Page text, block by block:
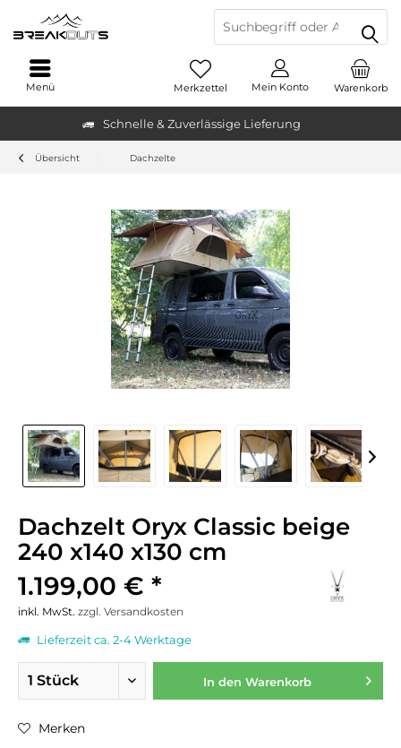
Schnelle & Zuverlässige Lieferung
Warenkorb
Merkzettel Mein Konto
Menü
Übersicht Dachzelte
Dachzelt Oryx Classic beige
240 x140 x130 cm
1.199,00 € *
inkl. MwSt. zzgl. Versandkosten
Lieferzeit ca. 2-4 Werktage
In den Warenkorb
Merken